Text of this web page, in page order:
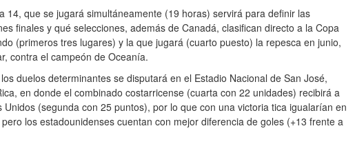
14, que se jugará simultáneamente (19 horas) servirá para definir las
finales y qué selecciones, además de Canadá, clasifican directo a la Copa
(primeros tres lugares) y la que jugará (cuarto puesto) la repesca en junio,
contra el campeón de Oceanía.
duelos determinantes se disputará en el Estadio Nacional de San José,
en donde el combinado costarricense (cuarta con 22 unidades) recibirá a
Unidos (segunda con 25 puntos), por lo que con una victoria tica igualarían en
los estadounidenses cuentan con mejor diferencia de goles (+13 frente a